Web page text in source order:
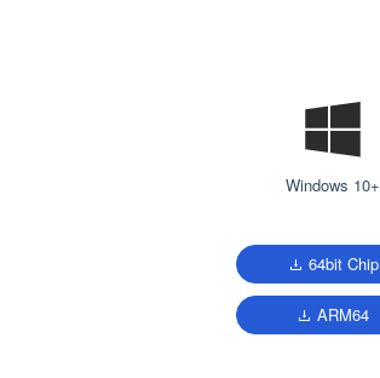
Windows 10+
64bit Chip
ARM64